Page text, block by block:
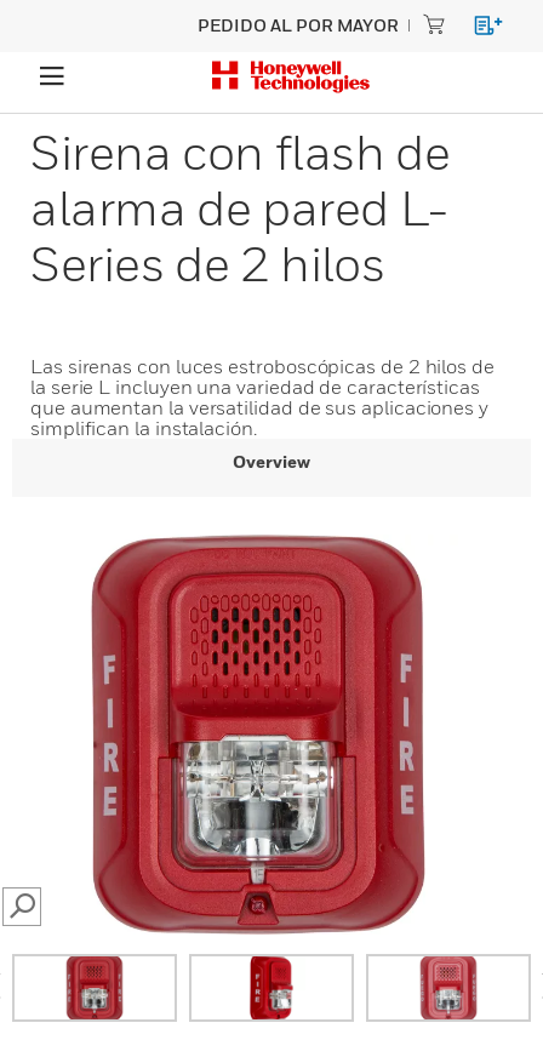
PEDIDO AL POR MAYOR
Sirena con flash de
alarma de pared L-
Series de 2 hilos
Las sirenas con luces estroboscópicas de 2 hilos de
la serie L incluyen una variedad de características
que aumentan la versatilidad de sus aplicaciones y
simplifican la instalación.
Overview
SEARCH